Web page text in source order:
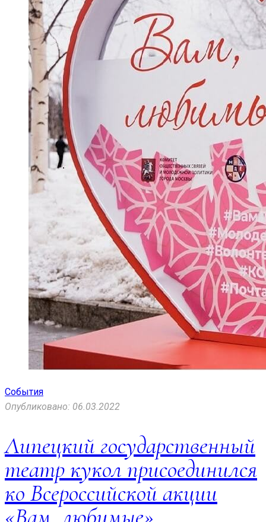
События
Опубликовано: 06.03.2022
Липецкий государственный
театр кукол присоединился
ко Всероссийской акции